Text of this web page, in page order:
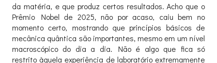
da matéria, e que produz certos resultados. Acho que o
Prêmio Nobel de 2025, não por acaso, caiu bem no
momento certo, mostrando que princípios básicos de
mecânica quântica são importantes, mesmo em um nível
macroscópico do dia a dia. Não é algo que fica só
restrito àquela experiência de laboratório extremamente